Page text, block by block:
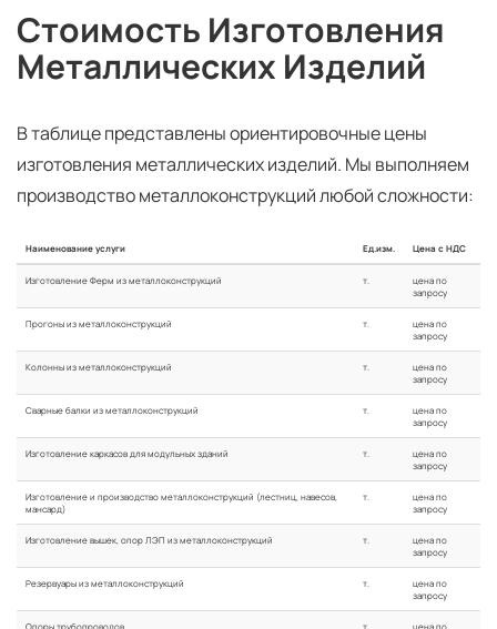
Стоимость Изготовления
Металлических Изделий
В таблице представлены ориентировочные цены
изготовления металлических изделий. Мы выполняем
производство металлоконструкций любой сложности:
Наименование услуги Ед.изм. Цена с НДС
Изготовление Ферм из металлоконструкций т.
цена по
запросу
Прогоны из металлоконструкций т.
цена по
запросу
Колонны из металлоконструкций т.
цена по
запросу
Сварные балки из металлоконструкций т.
цена по
запросу
Изготовление каркасов для модульных зданий т.
цена по
запросу
Изготовление и производство металлоконструкций (лестниц, навесов,
мансард)
т.
цена по
запросу
Изготовление вышек, опор ЛЭП из металлоконструкций т.
цена по
запросу
Резервуары из металлоконструкций т.
цена по
запросу